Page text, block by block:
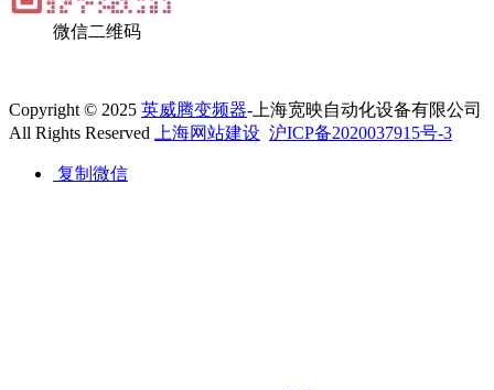
微信二维码
Copyright © 2025 英威腾变频器-上海宽映自动化设备有限公司
All Rights Reserved
上海网站建设 沪ICP备2020037915号-3
复制微信